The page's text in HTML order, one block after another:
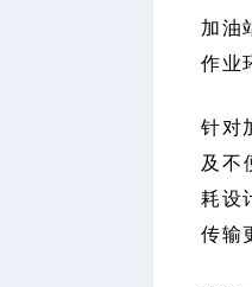
加油
作业
针对
及不
耗设
传输